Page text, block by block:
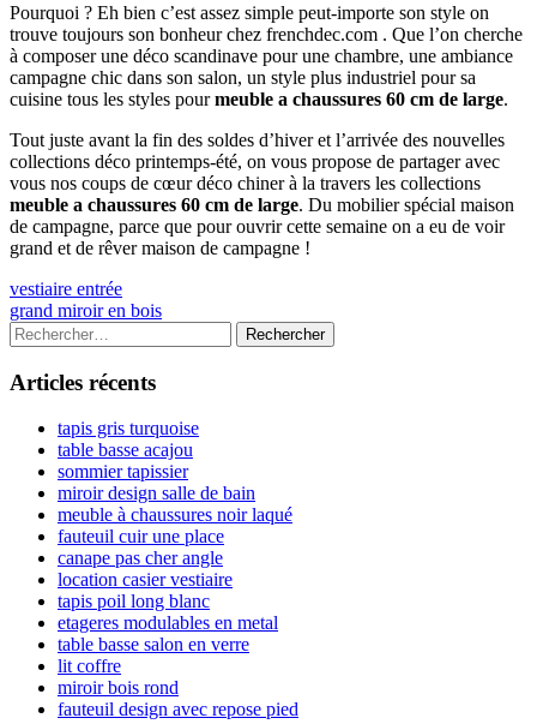
Pourquoi ? Eh bien c’est assez simple peut-importe son style on
trouve toujours son bonheur chez frenchdec.com . Que l’on cherche
à composer une déco scandinave pour une chambre, une ambiance
campagne chic dans son salon, un style plus industriel pour sa
cuisine tous les styles pourmeuble a chaussures 60 cm de large.
Tout juste avant la fin des soldes d’hiver et l’arrivée des nouvelles
collections déco printemps-été, on vous propose de partager avec
vous nos coups de cœur déco chiner à la travers les collections
meuble a chaussures 60 cm de large. Du mobilier spécial maison
de campagne, parce que pour ouvrir cette semaine on a eu de voir
grand et de rêver maison de campagne !
Navigation
de
l’article
Previous
article:
vestiaire entrée
Next
article:
grand miroir en bois
Colonne
latérale
principale
Rechercher :
Articles récents
tapis gris turquoise
table basse acajou
sommier tapissier
miroir design salle de bain
meuble à chaussures noir laqué
fauteuil cuir une place
canape pas cher angle
location casier vestiaire
tapis poil long blanc
etageres modulables en metal
table basse salon en verre
lit coffre
miroir bois rond
fauteuil design avec repose pied